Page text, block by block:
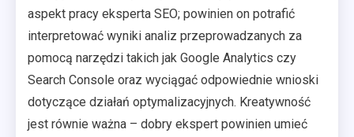
aspekt pracy eksperta SEO; powinien on potrafić
interpretować wyniki analiz przeprowadzanych za
pomocą narzędzi takich jak Google Analytics czy
Search Console oraz wyciągać odpowiednie wnioski
dotyczące działań optymalizacyjnych. Kreatywność
jest równie ważna – dobry ekspert powinien umieć